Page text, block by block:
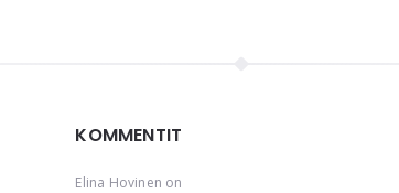
KOMMENTIT
Elina Hovinen on